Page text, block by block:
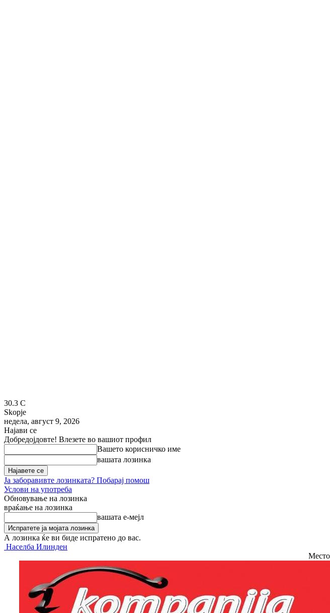
30.3 C
Skopje
недела, август 9, 2026
Најави се
Добредојдовте! Влезете во вашиот профил
Вашето корисничко име
вашата лозинка
Ја заборавивте лозинката? Побарај помош
Услови на употреба
Обновување на лозинка
враќање на лозинка
вашата е-мејл
А лозинка ќе ви биде испратено до вас.
Населба Илинден
Место